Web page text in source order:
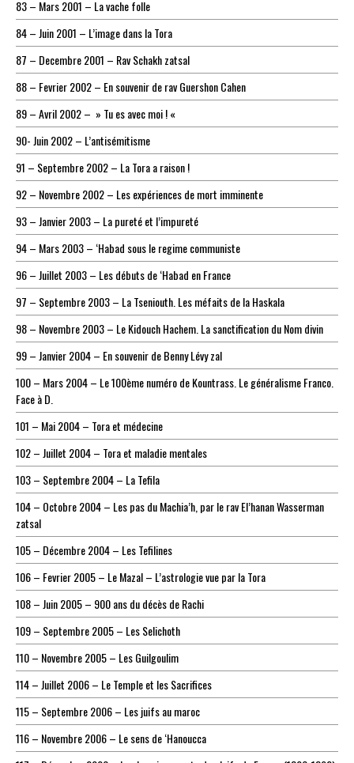
83 – Mars 2001 – La vache folle
84 – Juin 2001 – L’image dans la Tora
87 – Decembre 2001 – Rav Schakh zatsal
88 – Fevrier 2002 – En souvenir de rav Guershon Cahen
89 – Avril 2002 – » Tu es avec moi ! «
90- Juin 2002 – L’antisémitisme
91 – Septembre 2002 – La Tora a raison !
92 – Novembre 2002 – Les expériences de mort imminente
93 – Janvier 2003 – La pureté et l’impureté
94 – Mars 2003 – ‘Habad sous le regime communiste
96 – Juillet 2003 – Les débuts de ‘Habad en France
97 – Septembre 2003 – La Tseniouth. Les méfaits de la Haskala
98 – Novembre 2003 – Le Kidouch Hachem. La sanctification du Nom divin
99 – Janvier 2004 – En souvenir de Benny Lévy zal
100 – Mars 2004 – Le 100ème numéro de Kountrass. Le généralisme Franco.
Face à D.
101 – Mai 2004 – Tora et médecine
102 – Juillet 2004 – Tora et maladie mentales
103 – Septembre 2004 – La Tefila
104 – Octobre 2004 – Les pas du Machia’h, par le rav El’hanan Wasserman
zatsal
105 – Décembre 2004 – Les Tefilines
106 – Fevrier 2005 – Le Mazal – L’astrologie vue par la Tora
108 – Juin 2005 – 900 ans du décès de Rachi
109 – Septembre 2005 – Les Selichoth
110 – Novembre 2005 – Les Guilgoulim
114 – Juillet 2006 – Le Temple et les Sacrifices
115 – Septembre 2006 – Les juifs au maroc
116 – Novembre 2006 – Le sens de ‘Hanoucca